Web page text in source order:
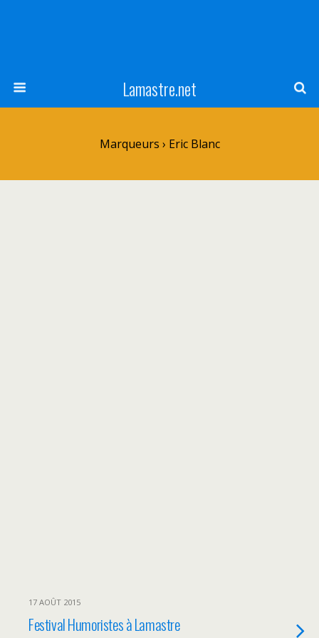
Lamastre.net
Marqueurs › Eric Blanc
17 AOÛT 2015
Festival Humoristes à Lamastre